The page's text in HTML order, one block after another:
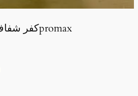
كفر شفاف مع مسكة اسود 12promax